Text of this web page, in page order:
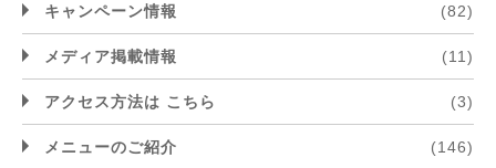
キャンペーン情報 (82)
メディア掲載情報 (11)
アクセス方法は こちら (3)
メニューのご紹介 (146)